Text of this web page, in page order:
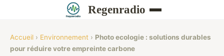
Regenradio
Accueil › Environnement › Photo ecologie : solutions durables
pour réduire votre empreinte carbone